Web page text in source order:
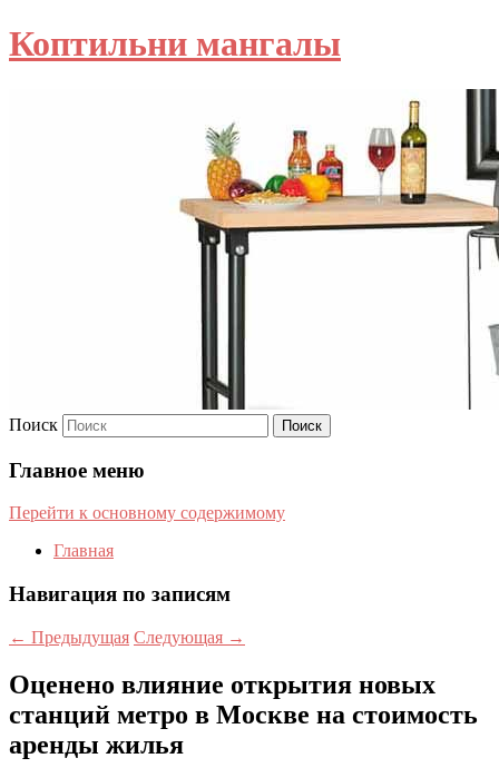
Коптильни мангалы
Поиск
Главное меню
Перейти к основному содержимому
Главная
Навигация по записям
← Предыдущая Следующая →
Оценено влияние открытия новых
станций метро в Москве на стоимость
аренды жилья